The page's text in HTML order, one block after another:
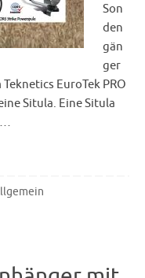
Son
den
gän
ger
EuroTek PRO
Situla. Eine Situla